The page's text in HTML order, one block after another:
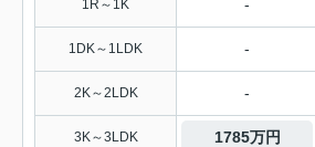
1R～1K -
1DK～1LDK -
2K～2LDK -
3K～3LDK 1785万円